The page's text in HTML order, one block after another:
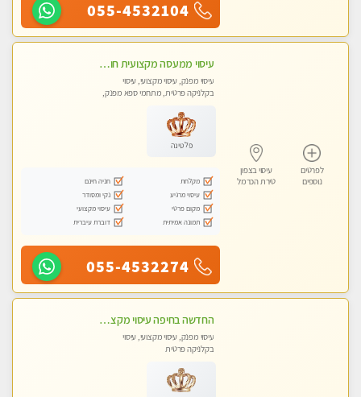
055-4532104
לפרטים
נוספים
עיסוי בצפון
טירת הכרמל
עיסוי ממעסה מקצועית חוויה מעולם אחר שכל אחד צריך לנסות. מעסה צעירה ❤️ללא מין !!!
עיסוי מפנק, עיסוי מקצועי, עיסוי
בקלניקה פרטית, מתחמי ספא מפנק,
פלטינה
מקלחת
חניה חינם
עיסוי מרגיע
נקי ומסודר
מקום פרטי
עיסוי מקצועי
תמונה אמיתית
דוברת עיברית
055-4532274
החדשה בחיפה עיסוי מקצועי מזמינה אותך למסאז' באווירה נעימה ומרגיע לנפש+ אבנים חמות וכוסות רוח מומלץ מאוד . . . highly recommended..new in the ci
עיסוי מפנק, עיסוי מקצועי, עיסוי
בקלניקה פרטית